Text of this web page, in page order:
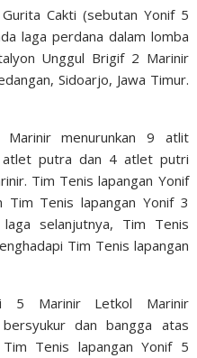
Cakti (sebutan Yonif 5
laga perdana dalam lomba
Unggul Brigif 2 Marinir
Sidoarjo, Jawa Timur.
menurunkan 9 atlit
putra dan 4 atlet putri
Tim Tenis lapangan Yonif
Tim Tenis lapangan Yonif 3
selanjutnya, Tim Tenis
Tim Tenis lapangan
5 Marinir Letkol Marinir
dan bangga atas
Tenis lapangan Yonif 5